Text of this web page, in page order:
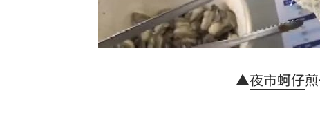
台灣彩券開獎直播中 20:31
LIVE三立+24小時直播 15:27
18:00
▲夜市蚵仔